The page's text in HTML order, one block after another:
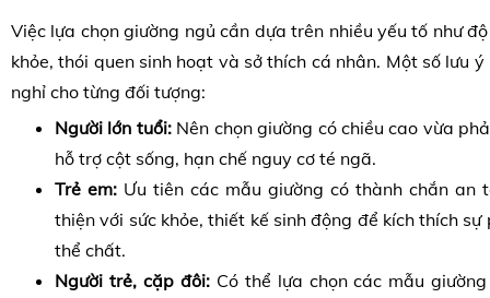
Việc lựa chọn giường ngủ cần dựa trên nhiều yếu tố như
khỏe, thói quen sinh hoạt và sở thích cá nhân. Một số lưu
nghỉ cho từng đối tượng:
Người lớn tuổi:Nên chọn giường có chiều cao vừa
hỗ trợ cột sống, hạn chế nguy cơ té ngã.
Trẻ em: Ưu tiên các mẫu giường có thành chắn an
thiện với sức khỏe, thiết kế sinh động để kích thích
thể chất.
Người trẻ, cặp đôi:Có thể lựa chọn các mẫu